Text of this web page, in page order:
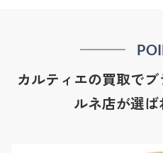
カルティエの買取で
ルネ店が選